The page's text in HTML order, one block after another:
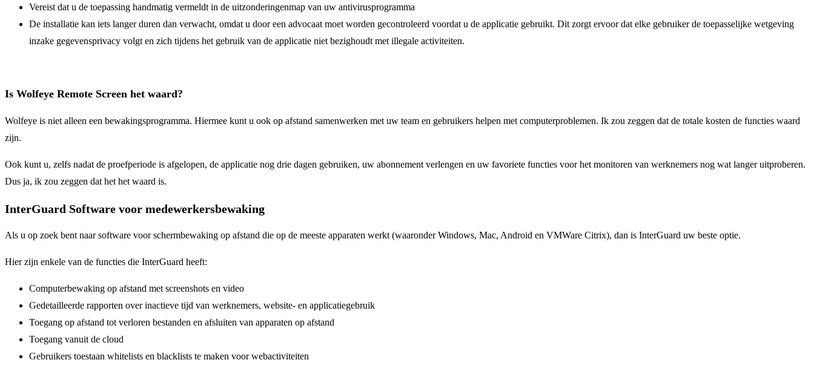
Vereist dat u de toepassing handmatig vermeldt in de uitzonderingenmap van uw antivirusprogramma
De installatie kan iets langer duren dan verwacht, omdat u door een advocaat moet worden gecontroleerd voordat u de applicatie gebruikt. Dit zorgt ervoor dat elke gebruiker de toepasselijke wetgeving
inzake gegevensprivacy volgt en zich tijdens het gebruik van de applicatie niet bezighoudt met illegale activiteiten.
Is Wolfeye Remote Screen het waard?
Wolfeye is niet alleen een bewakingsprogramma. Hiermee kunt u ook op afstand samenwerken met uw team en gebruikers helpen met computerproblemen. Ik zou zeggen dat de totale kosten de functies waard
zijn.
Ook kunt u, zelfs nadat de proefperiode is afgelopen, de applicatie nog drie dagen gebruiken, uw abonnement verlengen en uw favoriete functies voor het monitoren van werknemers nog wat langer uitproberen.
Dus ja, ik zou zeggen dat het het waard is.
InterGuard Software voor medewerkersbewaking
Als u op zoek bent naar software voor schermbewaking op afstand die op de meeste apparaten werkt (waaronder Windows, Mac, Android en VMWare Citrix), dan is InterGuard uw beste optie.
Hier zijn enkele van de functies die InterGuard heeft:
Computerbewaking op afstand met screenshots en video
Gedetailleerde rapporten over inactieve tijd van werknemers, website- en applicatiegebruik
Toegang op afstand tot verloren bestanden en afsluiten van apparaten op afstand
Toegang vanuit de cloud
Gebruikers toestaan whitelists en blacklists te maken voor webactiviteiten